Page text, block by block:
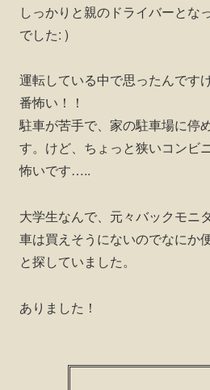
しっかりと親のドライバーとな
でした: )
運転している中で思ったんです
番怖い！！
駐車が苦手で、家の駐車場に停
す。けど、ちょっと狭いコンビ
怖いです…..
大学生なんで、元々バックモニ
車は買えそうにないのでなにか
と探していました。
ありました！